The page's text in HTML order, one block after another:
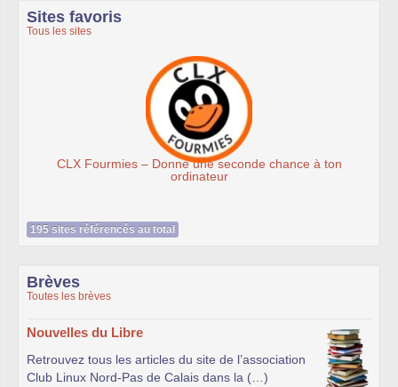
Sites favoris
Tous les sites
CLX Fourmies – Donne une seconde chance à ton
ordinateur
195 sites référencés au total
Brèves
Toutes les brèves
Nouvelles du Libre
Retrouvez tous les articles du site de l’association
Club Linux Nord-Pas de Calais dans la (…)